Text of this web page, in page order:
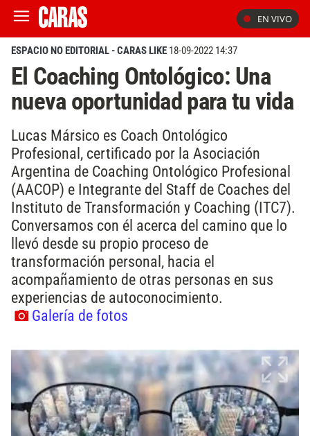
EN VIVO
ESPACIO NO EDITORIAL - CARAS LIKE 18-09-2022 14:37
El Coaching Ontológico: Una
nueva oportunidad para tu vida
Lucas Mársico es Coach Ontológico
Profesional, certificado por la Asociación
Argentina de Coaching Ontológico Profesional
(AACOP) e Integrante del Staff de Coaches del
Instituto de Transformación y Coaching (ITC7).
Conversamos con él acerca del camino que lo
llevó desde su propio proceso de
transformación personal, hacia el
acompañamiento de otras personas en sus
experiencias de autoconocimiento.
Galería de fotos